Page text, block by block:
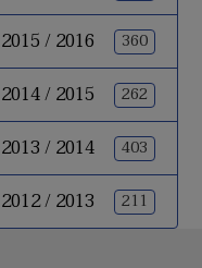
/ 2016 360
/ 2015 262
/ 2014 403
/ 2013 211